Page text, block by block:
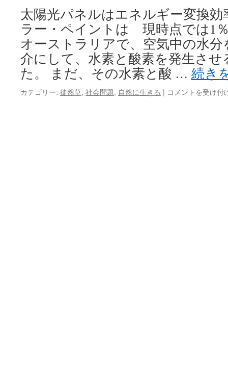
イ
モ
れ
た
は
太陽光パネルはエネルギー変換効
ラー・ペイントは 現時点では1
オーストラリアで、空気中の水
介にして、水素と酸素を発生さ
た。 まだ、その水素と酸 … 続き
カテゴリー: 徒然草, 社会問題, 自然に生きる | 太
コメントを受け付